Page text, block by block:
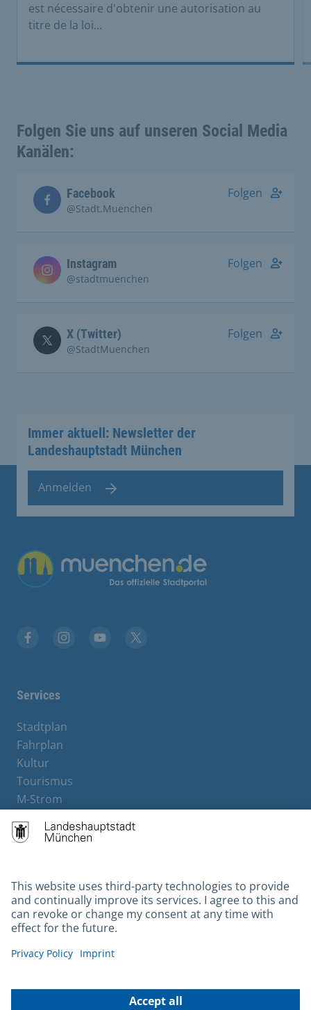
est nécessaire d'obtenir une autorisation au
titre de la loi...
Folgen Sie uns auf unseren Social Media
Kanälen:
Facebook
@Stadt.Muenchen
Folgen
Instagram
@stadtmuenchen
Folgen
X (Twitter)
@StadtMuenchen
Folgen
Immer aktuell: Newsletter der
Landeshauptstadt München
Anmelden
Übergreifende Links
Services
Stadtplan
Fahrplan
Kultur
Tourismus
M-Strom
Hotels
Contact
Barrierefreiheit
Leichte Sprache
Gebärdensprache
Kontakt